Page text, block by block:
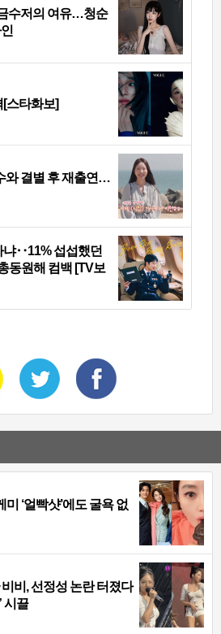
금수저의 여유…청순
[스타화보]
와 결별 후 재출연…
냐‥11% 섭섭했던
동원해 컴백 [TV보
‘얼빡샷’에도 굴욕 없
비, 선정성 논란 터졌다
시끌